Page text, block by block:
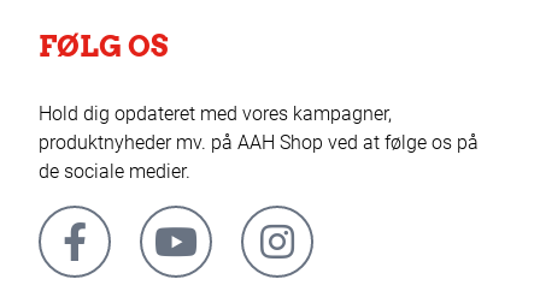
FØLG OS
Hold dig opdateret med vores kampagner,
produktnyheder mv. på AAH Shop ved at følge os på
de sociale medier.